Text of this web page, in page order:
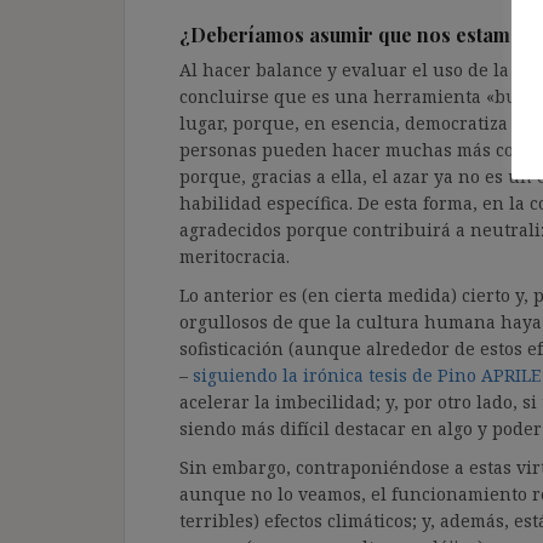
¿Deberíamos asumir que nos
Al hacer balance y evaluar el uso de la
concluirse que es una herramienta
lugar, porque, en esencia, democratiza
personas pueden hacer muchas más
porque, gracias a ella, el azar ya no es
habilidad específica. De esta forma, en la
agradecidos porque contribuirá a
meritocracia.
Lo anterior es (en cierta medida) cierto y,
orgullosos de que la cultura humana
sofisticación (aunque alrededor de estos
– siguiendo la irónica tesis de Pino APRILE
acelerar la imbecilidad; y, por otro lado,
siendo más difícil destacar en algo y
Sin embargo, contraponiéndose a estas
aunque no lo veamos, el funcionamiento
terribles) efectos climáticos; y, además,